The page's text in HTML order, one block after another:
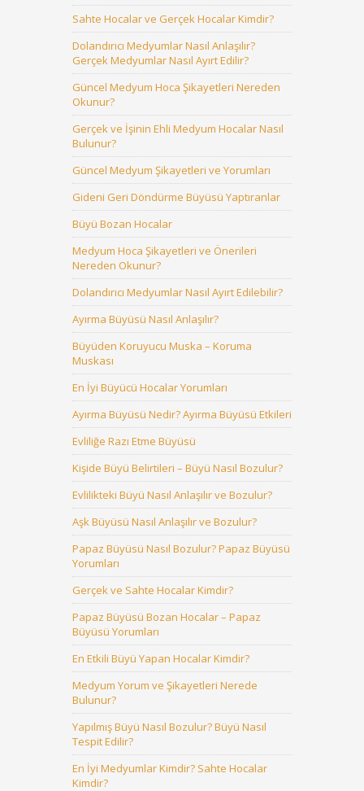
Sahte Hocalar ve Gerçek Hocalar Kimdir?
Dolandırıcı Medyumlar Nasıl Anlaşılır?
Gerçek Medyumlar Nasıl Ayırt Edilir?
Güncel Medyum Hoca Şikayetleri Nereden
Okunur?
Gerçek ve İşinin Ehli Medyum Hocalar Nasıl
Bulunur?
Güncel Medyum Şikayetleri ve Yorumları
Gideni Geri Döndürme Büyüsü Yaptıranlar
Büyü Bozan Hocalar
Medyum Hoca Şikayetleri ve Önerileri
Nereden Okunur?
Dolandırıcı Medyumlar Nasıl Ayırt Edilebilir?
Ayırma Büyüsü Nasıl Anlaşılır?
Büyüden Koruyucu Muska – Koruma
Muskası
En İyi Büyücü Hocalar Yorumları
Ayırma Büyüsü Nedir? Ayırma Büyüsü Etkileri
Evliliğe Razı Etme Büyüsü
Kişide Büyü Belirtileri – Büyü Nasıl Bozulur?
Evlilikteki Büyü Nasıl Anlaşılır ve Bozulur?
Aşk Büyüsü Nasıl Anlaşılır ve Bozulur?
Papaz Büyüsü Nasıl Bozulur? Papaz Büyüsü
Yorumları
Gerçek ve Sahte Hocalar Kimdir?
Papaz Büyüsü Bozan Hocalar – Papaz
Büyüsü Yorumları
En Etkili Büyü Yapan Hocalar Kimdir?
Medyum Yorum ve Şikayetleri Nerede
Bulunur?
Yapılmış Büyü Nasıl Bozulur? Büyü Nasıl
Tespit Edilir?
En İyi Medyumlar Kimdir? Sahte Hocalar
Kimdir?